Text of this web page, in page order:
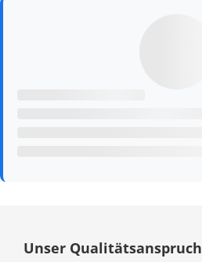
Unser Qualitätsanspruch